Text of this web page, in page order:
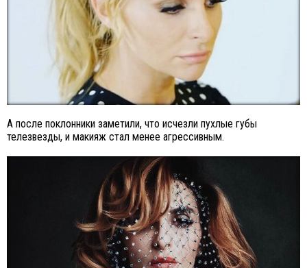
А после поклонники заметили, что исчезли пухлые губы
телезвезды, и макияж стал менее агрессивным.